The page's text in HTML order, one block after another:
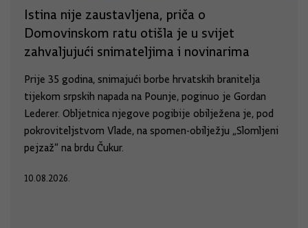
Istina nije zaustavljena, priča o
Domovinskom ratu otišla je u svijet
zahvaljujući snimateljima i novinarima
Prije 35 godina, snimajući borbe hrvatskih branitelja
tijekom srpskih napada na Pounje, poginuo je Gordan
Lederer. Obljetnica njegove pogibije obilježena je, pod
pokroviteljstvom Vlade, na spomen-obilježju „Slomljeni
pejzaž“ na brdu Čukur.
10.08.2026.